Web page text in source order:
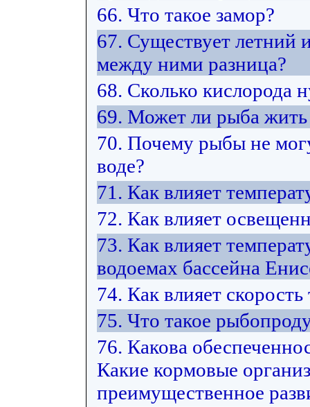
66. Что такое замор?
67. Существует летний
между ними разница?
68. Сколько кислорода
69. Может ли рыба жить
70. Почему рыбы не
воде?
71. Как влияет
72. Как влияет
73. Как влияет
водоемах бассейна
74. Как влияет
75. Что такое
76. Какова
Какие кормовые
преимущественное